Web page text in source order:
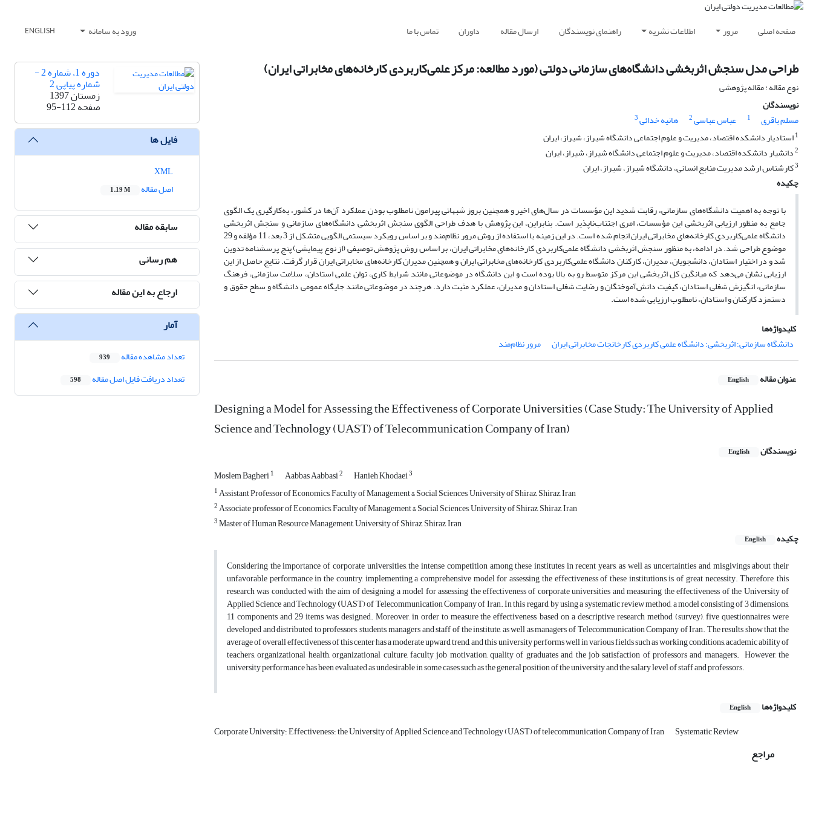
صفحه اصلی مرور اطلاعات نشریه راهنمای نویسندگان ارسال مقاله داوران تماس با ما ورود به سامانه ENGLISH
طراحی مدل سنجش اثربخشی دانشگاه‌های سازمانی دولتی (مورد مطالعه: مرکز علمی‌کاربردی کارخانه‌های مخابراتی ایران)
نوع مقاله : مقاله پژوهشی
نویسندگان
مسلم باقری
1 عباس عباسی2 هانیه خدائی3
1استادیار دانشکده اقتصاد، مدیریت و علوم اجتماعی دانشگاه شیراز، شیراز، ایران
2دانشیار دانشکده اقتصاد، مدیریت و علوم اجتماعی دانشگاه شیراز، شیراز، ایران
3کارشناس ارشد مدیریت منابع انسانی، دانشگاه شیراز، شیراز، ایران
چکیده
با توجه به اهمیت دانشگاه‌های سازمانی، رقابت شدید این مؤسسات در سال‌های اخیر و همچنین بروز شبهاتی پیرامون نامطلوب بودن عملکرد آن‌ها در کشور، به‌کارگیری یک الگوی
جامع به منظور ارزیابی اثربخشی این مؤسسات، امری اجتناب‌ناپذیر است. بنابراین، این پژوهش با هدف طراحی الگوی سنجش اثربخشی دانشگاه‌های سازمانی و سنجش اثربخشی
دانشگاه علمی‌کاربردی کارخانه‌های مخابراتی ایران انجام شده است. در این زمینه با استفاده از روش مرور نظام‌مند و بر اساس رویکرد سیستمی الگویی متشکل از 3 بعد، 11 مؤلفه و 29
موضوع طراحی شد. در ادامه، به منظور سنجش اثربخشی دانشگاه علمی‌کاربردی کارخانه‌های مخابراتی ایران، بر اساس روش پژوهش توصیفی (از نوع پیمایشی) پنج پرسشنامه تدوین
شد و در اختیار استادان، دانشجویان، مدیران، کارکنان دانشگاه علمی‌کاربردی کارخانه‌های مخابراتی ایران و همچنین مدیران کارخانه‌های مخابراتی ایران قرار گرفت. نتایج حاصل از این
ارزیابی نشان می‌دهد که میانگین کل اثربخشی این مرکز متوسط رو به بالا بوده است و این دانشگاه در موضوعاتی مانند شرایط کاری، توان علمی استادان، سلامت سازمانی، فرهنگ
سازمانی، انگیزش شغلی استادان، کیفیت دانش‌آموختگان و رضایت شغلی استادان و مدیران، عملکرد مثبت دارد. هرچند در موضوعاتی مانند جایگاه عمومی دانشگاه و سطح حقوق و
دستمزد کارکنان و استادان، نامطلوب ارزیابی شده است.
کلیدواژه‌ها
دانشگاه سازمانی؛ اثربخشی؛ دانشگاه علمی کاربردی کارخانجات مخابراتی ایران
مرور نظام‌مند
عنوان مقاله English
Designing a Model for Assessing the Effectiveness of Corporate Universities (Case Study: The University of Applied
Science and Technology (UAST) of Telecommunication Company of Iran)
نویسندگان English
Moslem Bagheri1 Aabbas Aabbasi2 Hanieh Khodaei3
1Assistant Professor of Economics, Faculty of Management & Social Sciences, University of Shiraz, Shiraz, Iran
2Associate professor of Economics, Faculty of Management & Social Sciences, University of Shiraz, Shiraz, Iran
3Master of Human Resource Management, University of Shiraz, Shiraz, Iran
چکیده
English
Considering the importance of corporate universities, the intense competition among these institutes in recent years, as well as uncertainties and misgivings about their
unfavorable performance in the country, implementing a comprehensive model for assessing the effectiveness of these institutions is of great necessity. Therefore, this
research was conducted with the aim of designing a model for assessing the effectiveness of corporate universities and measuring the effectiveness of the University of
Applied Science and Technology(UAST) of Telecommunication Company of Iran. In this regard, by using a systematic review method, a model consisting of 3 dimensions,
11 components and 29 items was designed. Moreover, in order to measure the effectiveness, based on a descriptive research method (survey), five questionnaires were
developed and distributed to professors, students, managers and staff of the institute, as well as managers of Telecommunication Company of Iran. The results show that the
average of overall effectiveness of this center has a moderate upward trend, and this university performs well in various fields such as working conditions, academic ability of
teachers, organizational health, organizational culture, faculty job motivation, quality of graduates and the job satisfaction of professors and managers. However, the
university performance has been evaluated as undesirable in some cases such as the general position of the university and the salary level of staff and professors.
کلیدواژه‌ها English
Corporate University؛ Effectiveness؛ the University of Applied Science and Technology (UAST) of telecommunication Company of Iran Systematic Review
مراجع
دوره 1، شماره 2 -
شماره پیاپی 2
زمستان 1397
صفحه95-112
فایل ها
اصل مقاله
1.19 M
سابقه مقاله
هم رسانی
ارجاع به این مقاله
آمار
تعداد مشاهده مقاله 939
تعداد دریافت فایل اصل مقاله 598